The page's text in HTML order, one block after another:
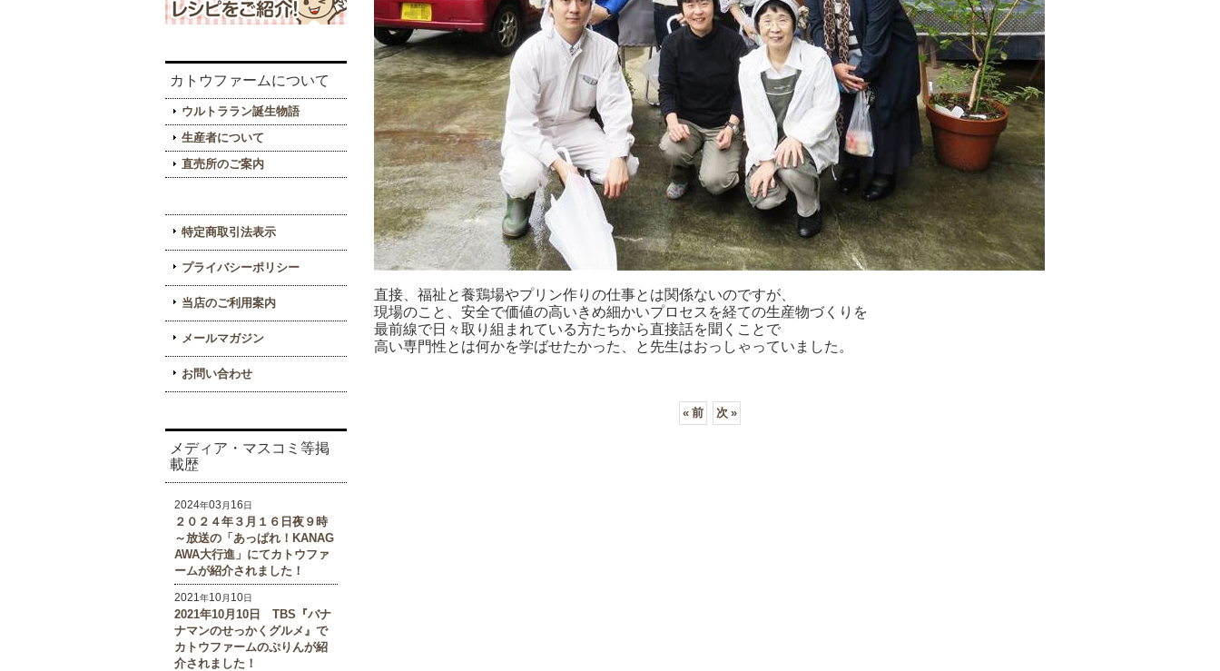
カトウファームについて
ウルトララン誕生物語
生産者について
直売所のご案内
特定商取引法表示
プライバシーポリシー
当店のご利用案内
メールマガジン
お問い合わせ
メディア・マスコミ等掲
載歴
2024年03 月 16日
２０２４年３月１６日夜９時
～放送の「あっぱれ！KANAG
AWA大行進」にてカトウファ
ームが紹介されました！
2021年10月 10日
2021年10月10日 TBS『バナ
ナマンのせっかくグルメ』で
カトウファームのぷりんが紹
介されました！
直接、福祉と養鶏場やプリン作りの仕事とは関係ないのですが、
現場のこと、安全で価値の高いきめ細かいプロセスを経ての生産物づくりを
最前線で日々取り組まれている方たちから直接話を聞くことで
高い専門性とは何かを学ばせたかった、と先生はおっしゃっていました。
« 前 次 »